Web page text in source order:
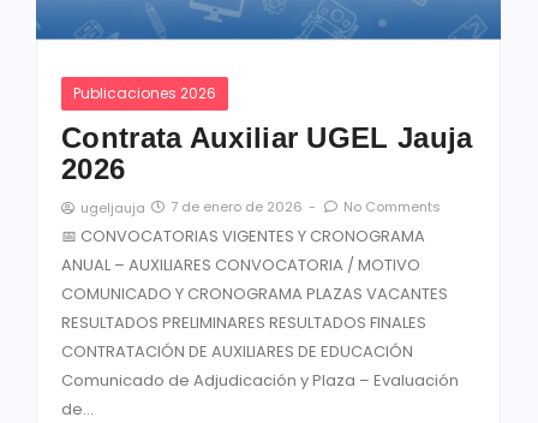
Publicaciones 2026
Contrata Auxiliar UGEL Jauja
2026
ugeljauja 7 de enero de 2026 - No Comments
📅 CONVOCATORIAS VIGENTES Y CRONOGRAMA
ANUAL – AUXILIARES CONVOCATORIA / MOTIVO
COMUNICADO Y CRONOGRAMA PLAZAS VACANTES
RESULTADOS PRELIMINARES RESULTADOS FINALES
CONTRATACIÓN DE AUXILIARES DE EDUCACIÓN
Comunicado de Adjudicación y Plaza – Evaluación
de...